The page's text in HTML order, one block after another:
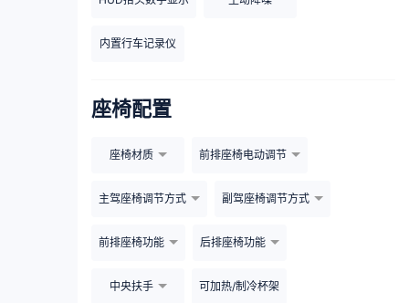
内置行车记录仪
座椅配置
座椅材质 前排座椅电动调节
主驾座椅调节方式 副驾座椅调节方式
前排座椅功能 后排座椅功能
中央扶手 可加热/制冷杯架